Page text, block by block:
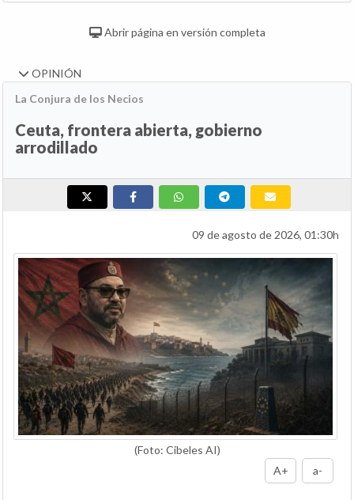
Abrir página en versión completa
OPINIÓN
La Conjura de los Necios
Ceuta, frontera abierta, gobierno
arrodillado
09 de agosto de 2026, 01:30h
(Foto: Cibeles AI)
A+
a-